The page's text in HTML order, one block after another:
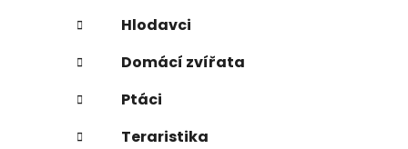
Hlodavci
Domácí zvířata
Ptáci
Teraristika